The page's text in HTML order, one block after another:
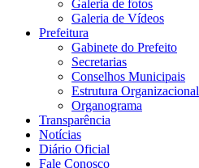
Galeria de fotos
Galeria de Vídeos
Prefeitura
Gabinete do Prefeito
Secretarias
Conselhos Municipais
Estrutura Organizacional
Organograma
Transparência
Notícias
Diário Oficial
Fale Conosco